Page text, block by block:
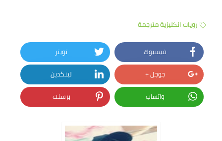
رويات انكليزية مترجمة
فيسبوك
تويتر
جوجل +
لينكدين
واتساب
برسنت